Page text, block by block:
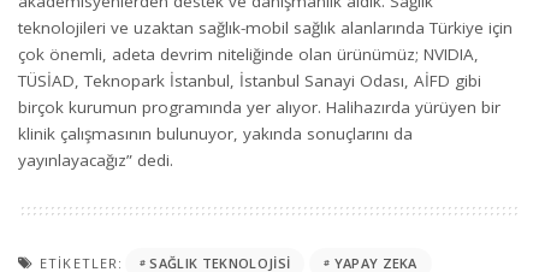
teknolojileri ve uzaktan sağlık-mobil sağlık alanlarında Türkiye için
çok önemli, adeta devrim niteliğinde olan ürünümüz; NVIDIA,
TÜSİAD, Teknopark İstanbul, İstanbul Sanayi Odası, AİFD gibi
birçok kurumun programında yer alıyor. Halihazırda yürüyen bir
klinik çalışmasının bulunuyor, yakında sonuçlarını da
yayınlayacağız” dedi.
ETIKETLER: SAĞLIK TEKNOLOJISI
YAPAY ZEKA